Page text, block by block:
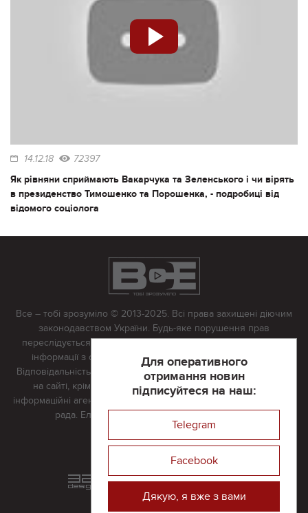
14.12.18 72397
Як рівняни сприймають Вакарчука та Зеленського і чи вірять
в президенство Тимошенко та Порошенка, - подробиці від
відомого соціолога
Для оперативного
отримання новин
підписуйтеся на наш:
Telegram
Facebook
Дякую, я вже з вами
Все – тобі зрозуміло © 2013-2025. Всі права захищені діючим
законодавством України. Будь-яке порушення прав
переслідується в судовому порядку. Будь-яке відтворення
інформації з сайту тільки з письмово дозволу редакції.
Відповідальність за достовірність усіх матеріалів, розміщених
на сайті, крім матеріалів, які містять посилання на інші
інформаційні агентства або інтернет-видання, несе редакційна
рада. Електронна пошта:
Реклама на сайті
Розроблений та підтримується